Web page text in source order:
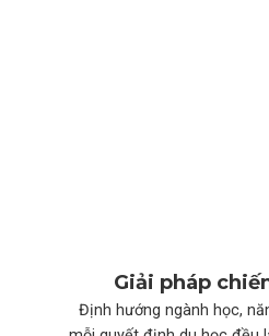
Giải pháp
Định hướng ngành học,